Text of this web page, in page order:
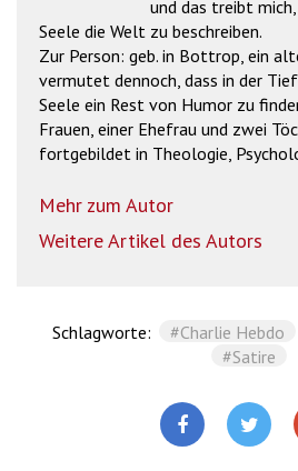
und das treibt
Seele die Welt zu beschreiben.
Zur Person: geb. in Bottrop, ein
vermutet dennoch, dass in der
Seele ein Rest von Humor zu
Frauen, einer Ehefrau und zwei
fortgebildet in Theologie,
Mehr zum Autor
Weitere Artikel des Autors
Schlagworte: #Charlie Hebdo
#Satire